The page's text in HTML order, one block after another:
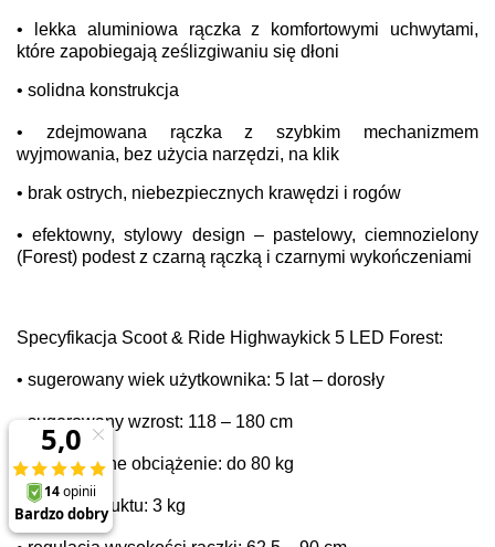
• lekka aluminiowa rączka z komfortowymi uchwytami,
które zapobiegają ześlizgiwaniu się dłoni
• solidna konstrukcja
• zdejmowana rączka z szybkim mechanizmem
wyjmowania, bez użycia narzędzi, na klik
• brak ostrych, niebezpiecznych krawędzi i rogów
• efektowny, stylowy design – pastelowy, ciemnozielony
(Forest) podest z czarną rączką i czarnymi wykończeniami
Specyfikacja Scoot & Ride Highwaykick 5 LED Forest:
• sugerowany wiek użytkownika: 5 lat – dorosły
• sugerowany wzrost: 118 – 180 cm
• maksymalne obciążenie: do 80 kg
• waga produktu: 3 kg